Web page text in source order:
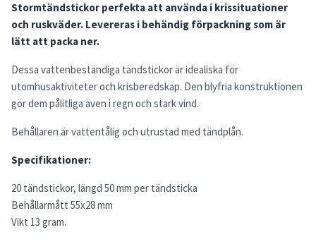
Stormtändstickor perfekta att använda i krissituationer
och ruskväder. Levereras i behändig förpackning som är
lätt att packa ner.
Dessa vattenbeständiga tändstickor är idealiska för
utomhusaktiviteter och krisberedskap. Den blyfria konstruktionen
gör dem pålitliga även i regn och stark vind.
Behållaren är vattentålig och utrustad med tändplån.
Specifikationer:
20 tändstickor, längd 50 mm per tändsticka
Behållarmått 55x28 mm
Vikt 13 gram.